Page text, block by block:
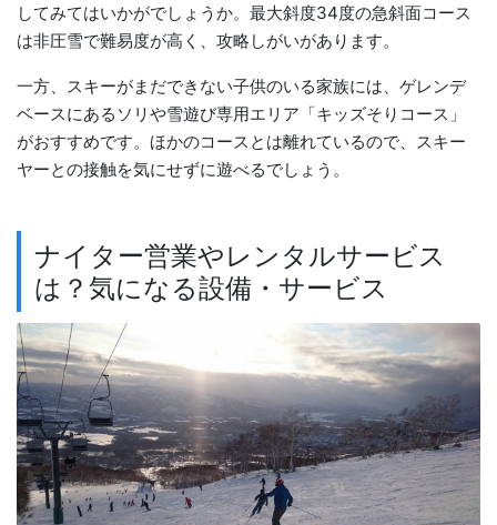
してみてはいかがでしょうか。最大斜度34度の急斜面コース
は非圧雪で難易度が高く、攻略しがいがあります。
一方、スキーがまだできない子供のいる家族には、ゲレンデ
ベースにあるソリや雪遊び専用エリア「キッズそりコース」
がおすすめです。ほかのコースとは離れているので、スキー
ヤーとの接触を気にせずに遊べるでしょう。
ナイター営業やレンタルサービス
は？気になる設備・サービス